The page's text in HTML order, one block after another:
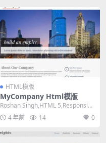
HTML模版
MyCompany Html模版
Roshan Singh,HTML 5,Responsiv
e, 3 Column...
4 年前 14 0